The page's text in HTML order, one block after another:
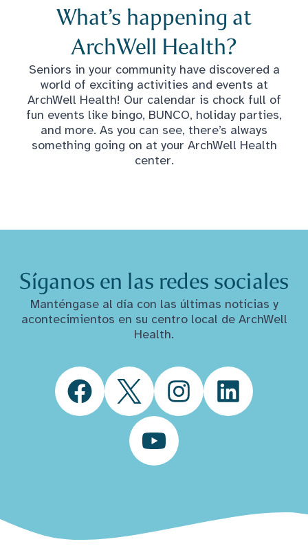
What’s happening at
ArchWell Health?
Seniors in your community have discovered a
world of exciting activities and events at
ArchWell Health! Our calendar is chock full of
fun events like bingo, BUNCO, holiday parties,
and more. As you can see, there’s always
something going on at your ArchWell Health
center.
Síganos en las redes sociales
Manténgase al día con las últimas noticias y
acontecimientos en su centro local de ArchWell
Health.
FacebookTwitter InstagramLinkedIn
YouTube